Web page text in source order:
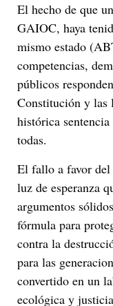
El hecho de que
GAIOC, haya
mismo estado
competencias,
públicos
Constitución y las
histórica
todas.
El fallo a favor del
luz de esperanza
argumentos
fórmula para
contra la
para las
convertido en un
ecológica y